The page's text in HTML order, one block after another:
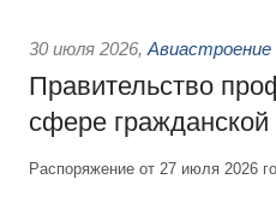
30 июля 2026, Авиастроение
Правительство
сфере гражданской
Распоряжение от 27 июля 2026